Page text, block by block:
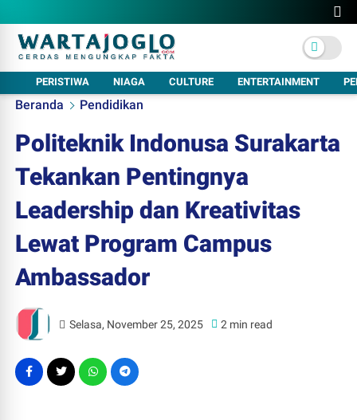
PERISTIWA NIAGA CULTURE ENTERTAINMENT
Beranda Pendidikan
Politeknik Indonusa Surakarta
Tekankan Pentingnya
Leadership dan Kreativitas
Lewat Program Campus
Ambassador
Selasa, November 25, 2025 2 min read